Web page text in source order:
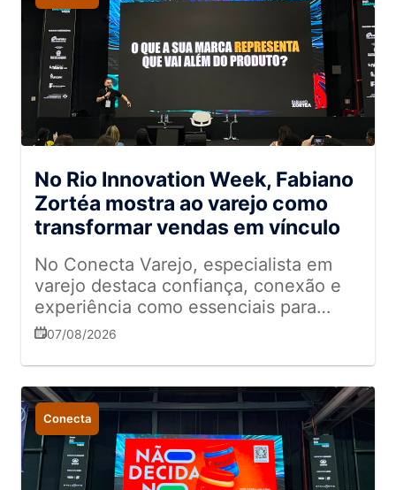
No Rio Innovation Week, Fabiano
Zortéa mostra ao varejo como
transformar vendas em vínculo
No Conecta Varejo, especialista em
varejo destaca confiança, conexão e
experiência como essenciais para
conquistar e fidelizar consumidores
07/08/2026
Conecta